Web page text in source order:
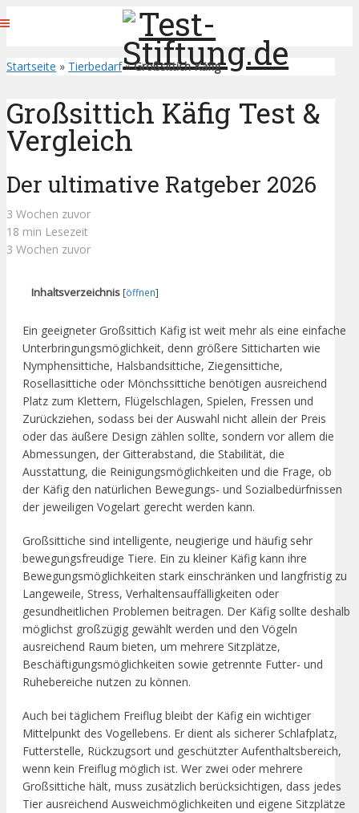
Startseite » Tierbedarf»Großsittich Käfig
Großsittich Käfig Test &
Vergleich
Der ultimative Ratgeber 2026
3 Wochen zuvor
18 min Lesezeit
3 Wochen zuvor
Inhaltsverzeichnis [öffnen]
Ein geeigneter Großsittich Käfig ist weit mehr als eine einfache
Unterbringungsmöglichkeit, denn größere Sitticharten wie
Nymphensittiche, Halsbandsittiche, Ziegensittiche,
Rosellasittiche oder Mönchssittiche benötigen ausreichend
Platz zum Klettern, Flügelschlagen, Spielen, Fressen und
Zurückziehen, sodass bei der Auswahl nicht allein der Preis
oder das äußere Design zählen sollte, sondern vor allem die
Abmessungen, der Gitterabstand, die Stabilität, die
Ausstattung, die Reinigungsmöglichkeiten und die Frage, ob
der Käfig den natürlichen Bewegungs- und Sozialbedürfnissen
der jeweiligen Vogelart gerecht werden kann.
Großsittiche sind intelligente, neugierige und häufig sehr
bewegungsfreudige Tiere. Ein zu kleiner Käfig kann ihre
Bewegungsmöglichkeiten stark einschränken und langfristig zu
Langeweile, Stress, Verhaltensauffälligkeiten oder
gesundheitlichen Problemen beitragen. Der Käfig sollte deshalb
möglichst großzügig gewählt werden und den Vögeln
ausreichend Raum bieten, um mehrere Sitzplätze,
Beschäftigungsmöglichkeiten sowie getrennte Futter- und
Ruhebereiche nutzen zu können.
Auch bei täglichem Freiflug bleibt der Käfig ein wichtiger
Mittelpunkt des Vogellebens. Er dient als sicherer Schlafplatz,
Futterstelle, Rückzugsort und geschützter Aufenthaltsbereich,
wenn kein Freiflug möglich ist. Wer zwei oder mehrere
Großsittiche hält, muss zusätzlich berücksichtigen, dass jedes
Tier ausreichend Ausweichmöglichkeiten und eigene Sitzplätze